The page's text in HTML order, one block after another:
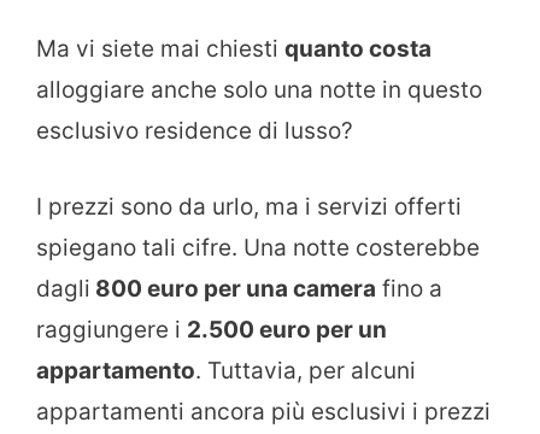
Ma vi siete mai chiesti quanto costa
alloggiare anche solo una notte in questo
esclusivo residence di lusso?
I prezzi sono da urlo, ma i servizi offerti
spiegano tali cifre. Una notte costerebbe
dagli 800 euro per una camera fino a
raggiungere i 2.500 euro per un
appartamento. Tuttavia, per alcuni
appartamenti ancora più esclusivi i prezzi